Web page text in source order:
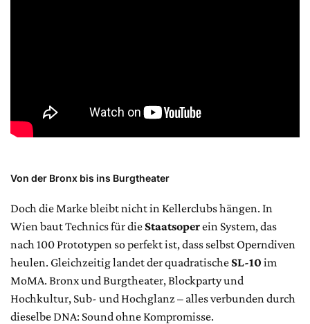
Von der Bronx bis ins Burgtheater
Doch die Marke bleibt nicht in Kellerclubs hängen. In
Wien baut Technics für dieStaatsoperein System, das
nach 100 Prototypen so perfekt ist, dass selbst Operndiven
heulen. Gleichzeitig landet der quadratischeSL-10 im
MoMA. Bronx und Burgtheater, Blockparty und
Hochkultur, Sub- und Hochglanz – alles verbunden durch
dieselbe DNA: Sound ohne Kompromisse.